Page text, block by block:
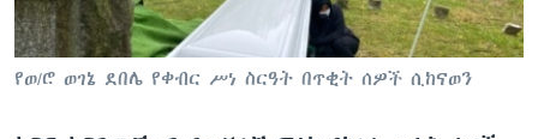
የወ/ሮ ወገኔ ደበሌ የቀብር ሥነ ስርዓት በጥቂት ሰዎች ሲከናወን